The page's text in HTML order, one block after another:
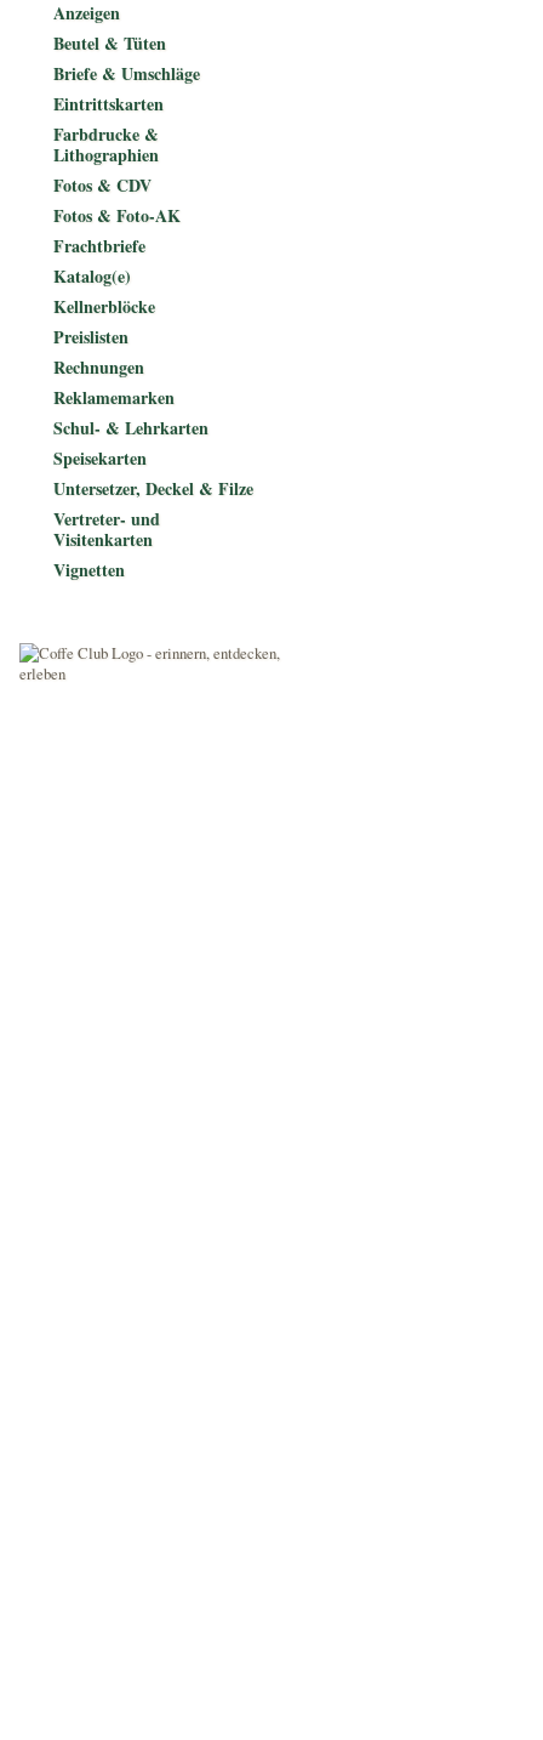
Anzeigen
Beutel & Tüten
Briefe & Umschläge
Eintrittskarten
Farbdrucke &
Lithographien
Fotos & CDV
Fotos & Foto-AK
Frachtbriefe
Katalog(e)
Kellnerblöcke
Preislisten
Rechnungen
Reklamemarken
Schul- & Lehrkarten
Speisekarten
Untersetzer, Deckel & Filze
Vertreter- und
Visitenkarten
Vignetten